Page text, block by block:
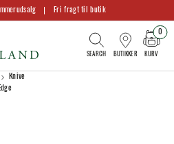
Fri fragt til butik
BUTIKKER KURV
0
Knive